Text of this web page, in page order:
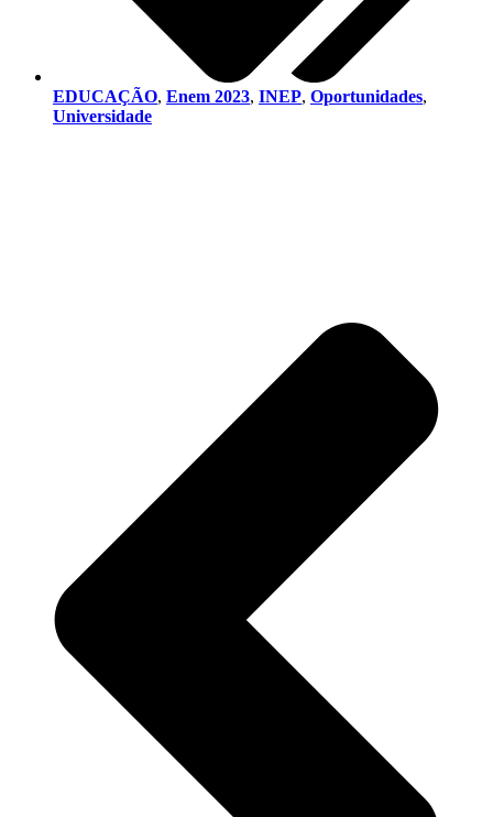
EDUCAÇÃO, Enem 2023, INEP, Oportunidades,
Universidade